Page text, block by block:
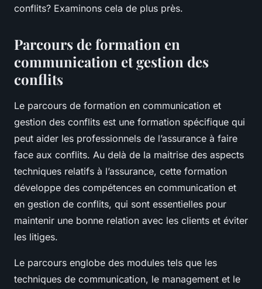
conflits? Examinons cela de plus près.
Parcours de formation en
communication et gestion des
conflits
Le parcours de formation en communication et
gestion des conflits est une formation spécifique qui
peut aider les professionnels de l’assurance à faire
face aux conflits. Au delà de la maitrise des aspects
techniques relatifs à l’assurance, cette formation
développe des compétences en communication et
en gestion de conflits, qui sont essentielles pour
maintenir une bonne relation avec les clients et éviter
les litiges.
Le parcours englobe des modules tels que les
techniques de communication, le management et le